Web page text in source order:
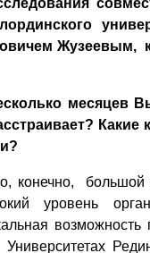
Жузеевым,
месяцев
конечно, большой
уровень
возможность
Университетах